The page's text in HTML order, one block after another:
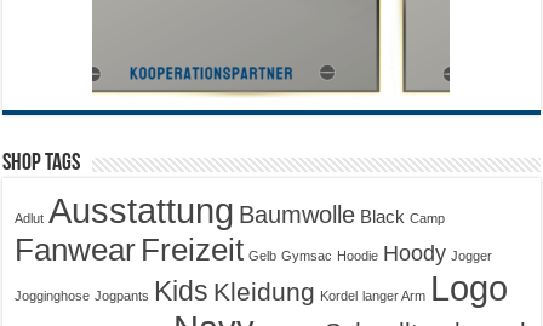
Shop Tags
Adlut Ausstattung Baumwolle Black Camp
Fanwear Freizeit Gelb Gymsac Hoodie Hoody Jogger
Jogginghose Jogpants Kids Kleidung Kordel langer Arm Logo